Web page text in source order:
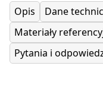
Opis
Dane
Materiały
Pytania i